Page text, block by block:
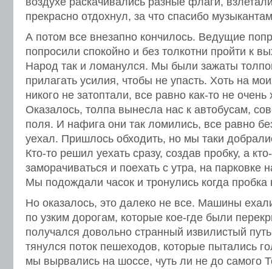
прекрасно отдохнул, за что спасибо
А потом все внезапно кончилось. Ведущие
попросили спокойно и без толкотни пройти к
Народ так и ломанулся. Мы были зажаты
прилагать усилия, чтобы не упасть. Хоть на
никого не затоптали, все равно как-то не
Оказалось, толпа вынесла нас к автобусам,
поля. И нафига они так ломились, все равно
уехал. Пришлось обходить, но мы таки
Кто-то решил уехать сразу, создав пробку, а
заморачиваться и поехать с утра, на парковке
Мы подождали часок и тронулись когда
Но оказалось, это далеко не все. Машины
по узким дорогам, которые кое-где были
получался довольно странный извилистый
тянулся поток пешеходов, которые пытались
мы вырвались на шоссе, чуть ли не до самого